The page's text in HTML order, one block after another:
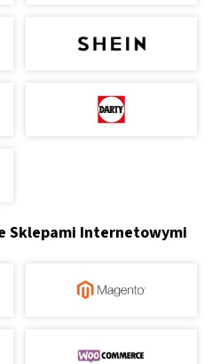
Sklepami Internetowymi